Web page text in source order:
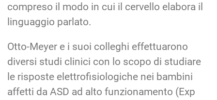
compreso il modo in cui il cervello elabora il
linguaggio parlato.
Otto-Meyer e i suoi colleghi effettuarono
diversi studi clinici con lo scopo di studiare
le risposte elettrofisiologiche nei bambini
affetti da ASD ad alto funzionamento (Exp